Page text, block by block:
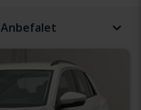
Anbefalet